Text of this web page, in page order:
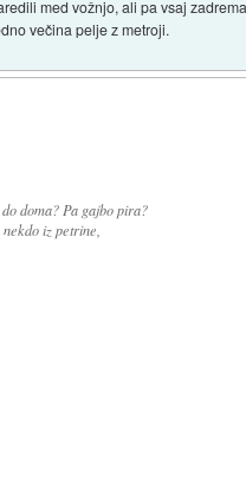
med vožnjo, ali pa vsaj
večina pelje z metroji.
doma? Pa gajbo pira?
iz petrine,